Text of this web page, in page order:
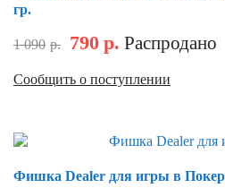
гр.
1 090 р. 790 р. Распродано
Сообщить о поступлении
Фишка Dealer для игры в Покер